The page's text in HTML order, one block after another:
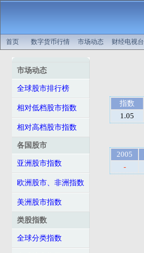
首页 数字货币行情 市场动态 财经电视台
市场动态
全球股市排行榜
相对低档股市指数
相对高档股市指数
各国股市
亚洲股市指数
欧洲股市、非洲指数
美洲股市指数
类股指数
全球分类指数
指数
1.05
2005
-